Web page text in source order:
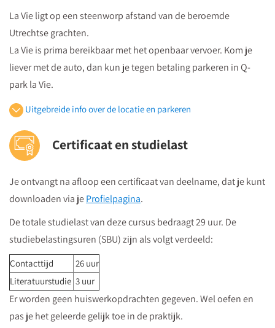
La Vie ligt op een steenworp afstand van de beroemde
Utrechtse grachten.
La Vie is prima bereikbaar met het openbaar vervoer. Kom je
liever met de auto, dan kun je tegen betaling parkeren in Q-
park la Vie.
Je volgt vanuit Utrecht Centraal Station de bewegwijzeringborden
vervolgens vanuit winkelcentrum "Hoog Catharijne" volgt u de
borden "Vredenburg".
Regardz La Vie Utrecht bevindt zich tegenover het Vredenburg
(plein) en naast de Bijenkorf op de hoek
St.Jacobsstraat/Lange Viestraat.
Je kunt het meeting center bereiken via
kantorencomplex "La Vie" aan de St. Jacobsstraat
borden op de 4e etage zie je in welke zaal je moet zijn en daar
kun je dan direct naartoe.
Uitgebreide info over de locatie en parkeren
Certificaat en studielast
Je ontvangt na afloop een certificaat van deelname, dat je kunt
downloaden via jeProfielpagina.
De totale studielast van deze cursus bedraagt 29 uur. De
studiebelastingsuren (SBU) zijn als volgt verdeeld:
Contacttijd
26 uur
Literatuurstudie 3 uur
Er worden geen huiswerkopdrachten gegeven. Wel oefen en
pas je het geleerde gelijk toe in de praktijk.